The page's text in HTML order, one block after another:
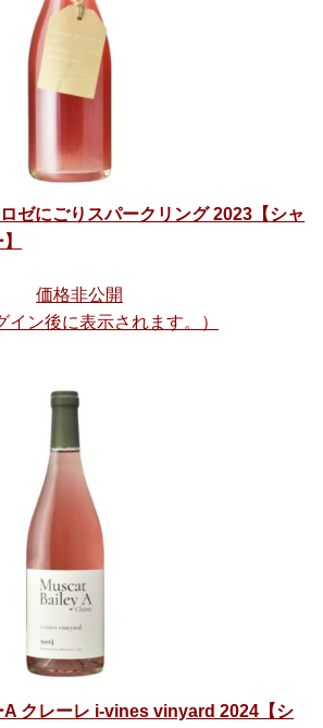
ゼにごりスパークリング 2023【シャ
価格非公開
イン後に表示されます。）
A クレーレ i-vines vinyard 2024【シ